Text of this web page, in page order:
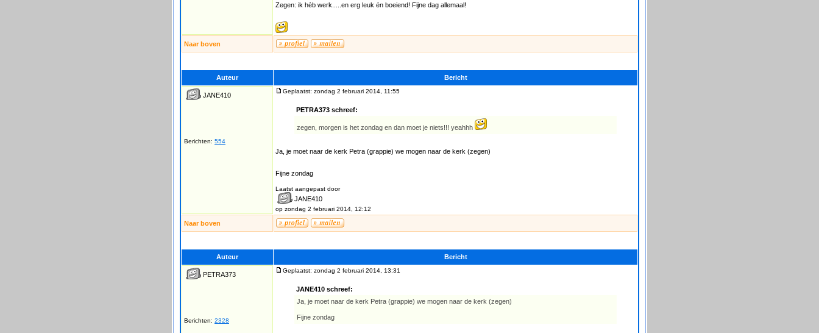
Zegen: ik hèb werk.....en erg leuk én boeiend! Fijne dag allemaal!
Naar boven
Auteur Bericht
JANE410
Berichten: 554
Geplaatst: zondag 2 februari 2014, 11:55
PETRA373 schreef:
zegen, morgen is het zondag en dan moet je niets!!! yeahhh
Ja, je moet naar de kerk Petra (grappie) we mogen naar de kerk (zegen)
Fijne zondag
Laatst aangepast door
JANE410
op zondag 2 februari 2014, 12:12
Naar boven
Auteur Bericht
PETRA373
Berichten: 2328
Geplaatst: zondag 2 februari 2014, 13:31
JANE410 schreef:
Ja, je moet naar de kerk Petra (grappie) we mogen naar de kerk (zegen)
Fijne zondag